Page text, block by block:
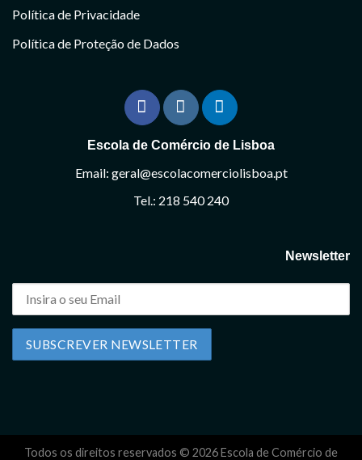
Política de Privacidade
Política de Proteção de Dados
Escola de Comércio de Lisboa
Email: geral@escolacomerciolisboa.pt
Tel.: 218 540 240
Newsletter
Todos os direitos reservados © 2026 Escola de Comércio de